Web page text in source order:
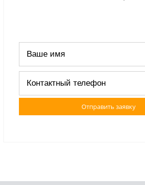
Отправить заявку